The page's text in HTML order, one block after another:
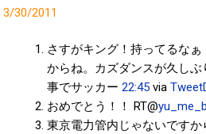
3/30/2011
さすがキング！持ってるなぁ
からね。カズダンスが久し
事でサッカー 22:45 via
おめでとう！！ RT@
東京電力管内じゃないです